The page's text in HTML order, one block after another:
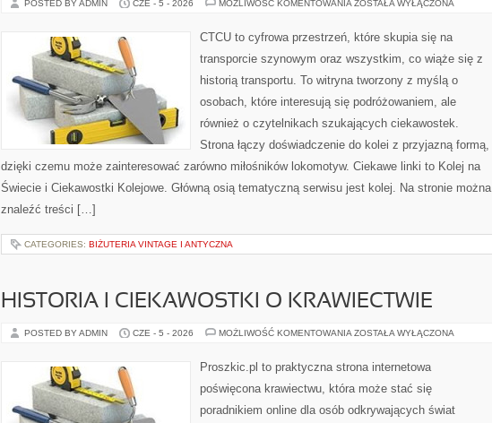
POSTED BY ADMIN CZE - 5 - 2026 MOŻLIWOŚĆ KOMENTOWANIA POCIĄGI
ZOSTAŁA WYŁĄCZONA
CTCU to cyfrowa przestrzeń, które skupia się na
transporcie szynowym oraz wszystkim, co wiąże się z
historią transportu. To witryna tworzony z myślą o
osobach, które interesują się podróżowaniem, ale
również o czytelnikach szukających ciekawostek.
Strona łączy doświadczenie do kolei z przyjazną formą,
dzięki czemu może zainteresować zarówno miłośników lokomotyw. Ciekawe linki to Kolej na
Świecie i Ciekawostki Kolejowe. Główną osią tematyczną serwisu jest kolej. Na stronie można
znaleźć treści […]
CATEGORIES: BIŻUTERIA VINTAGE I ANTYCZNA
HISTORIA I CIEKAWOSTKI O KRAWIECTWIE
POSTED BY ADMIN CZE - 5 - 2026 MOŻLIWOŚĆ KOMENTOWANIA HISTORIA
KRAWIECTWIE
ZOSTAŁA WYŁĄCZONA
Proszkic.pl to praktyczna strona internetowa
poświęcona krawiectwu, która może stać się
poradnikiem online dla osób odkrywających świat